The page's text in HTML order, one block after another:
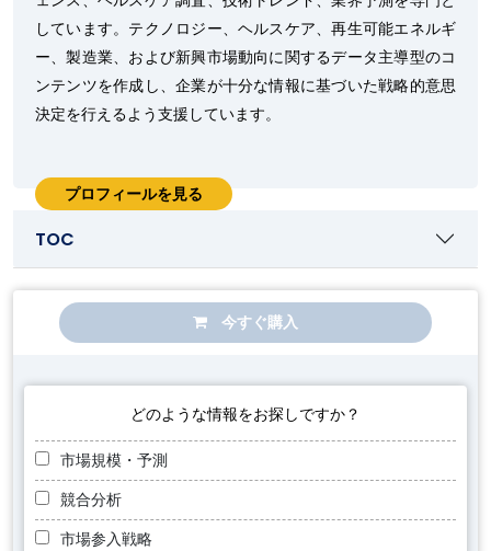
しています。テクノロジー、ヘルスケア、再生可能エネルギ
ー、製造業、および新興市場動向に関するデータ主導型のコ
ンテンツを作成し、企業が十分な情報に基づいた戦略的意思
決定を行えるよう支援しています。
プロフィールを見る
TOC
今すぐ購入
どのような情報をお探しですか？
市場規模・予測
競合分析
市場参入戦略